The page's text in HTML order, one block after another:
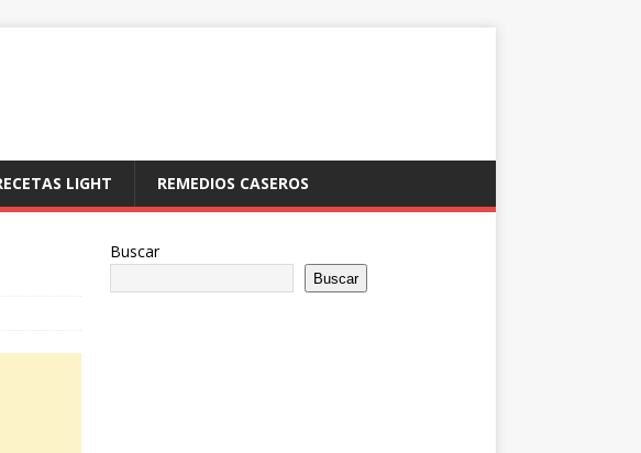
LIGHT REMEDIOS CASEROS
Buscar
Buscar